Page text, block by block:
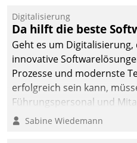
Einsparungen durch
Prozesse. Doch man darf
mit der Einführung einer
getan. Die Digitalisierung
die Bereitschaft, sich zu
und zu verändern.
Digitalisierung
Da hilft die beste
Geht es um
innovative
Prozesse und modernste
erfolgreich sein kann,
Führungspersonal und
verändern und
Sabine Wiedemann